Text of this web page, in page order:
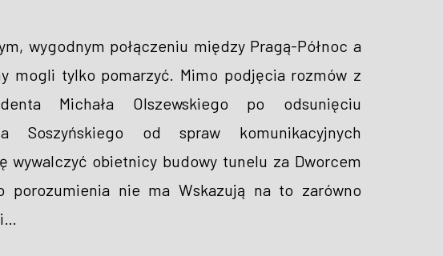
wygodnym połączeniu między Pragą-Północ a
mogli tylko pomarzyć. Mimo podjęcia rozmów z
Michała Olszewskiego po odsunięciu
Soszyńskiego od spraw komunikacyjnych
wywalczyć obietnicy budowy tunelu za Dworcem
porozumienia nie ma Wskazują na to zarówno
…